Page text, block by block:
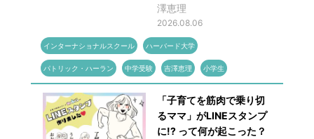
澤恵理
2026.08.06
インターナショナルスクール ハーバード大学
パトリック・ハーラン 中学受験 吉澤恵理 小学生
「子育てを筋肉で乗り切
るママ」がLINEスタンプ
に!? って何が起こった？